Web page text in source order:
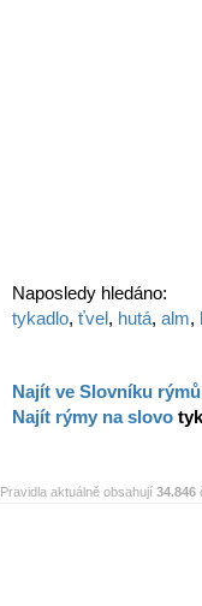
Naposledy hledáno:
tykadlo, ťvel, hutá, alm,
Najít ve Slovníku rýmů
Najít rýmy na slovo
Pravidla aktuálně obsahují 34.846